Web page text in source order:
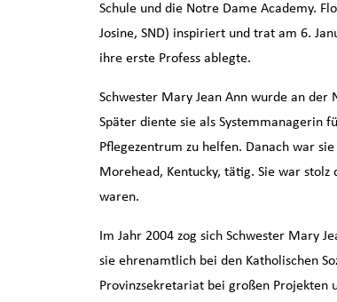
Schule und die Notre Dame Academy.
Josine, SND) inspiriert und trat am 6.
ihre erste Profess ablegte.
Schwester Mary Jean Ann wurde an der
Später diente sie als Systemmanagerin
Pflegezentrum zu helfen. Danach war
Morehead, Kentucky, tätig. Sie war stolz
waren.
Im Jahr 2004 zog sich Schwester Mary
sie ehrenamtlich bei den Katholischen
Provinzsekretariat bei großen Projekten